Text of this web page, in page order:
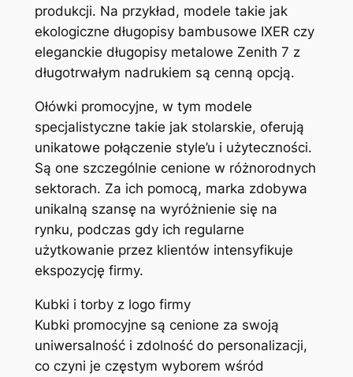
produkcji. Na przykład, modele takie jak
ekologiczne długopisy bambusowe IXER czy
eleganckie długopisy metalowe Zenith 7 z
długotrwałym nadrukiem są cenną opcją.
Ołówki promocyjne, w tym modele
specjalistyczne takie jak stolarskie, oferują
unikatowe połączenie style’u i użyteczności.
Są one szczególnie cenione w różnorodnych
sektorach. Za ich pomocą, marka zdobywa
unikalną szansę na wyróżnienie się na
rynku, podczas gdy ich regularne
użytkowanie przez klientów intensyfikuje
ekspozycję firmy.
Kubki i torby z logo firmy
Kubki promocyjne są cenione za swoją
uniwersalność i zdolność do personalizacji,
co czyni je częstym wyborem wśród